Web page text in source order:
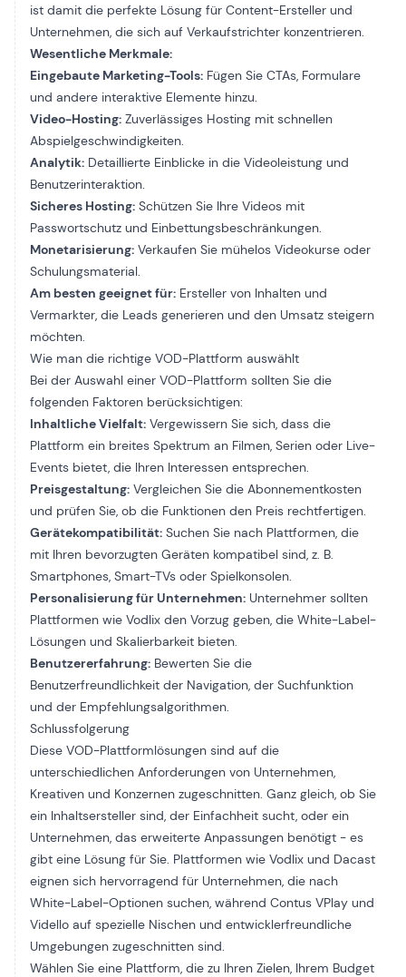
ist damit die perfekte Lösung für Content-Ersteller und
Unternehmen, die sich auf Verkaufstrichter konzentrieren.
Wesentliche Merkmale:
Eingebaute Marketing-Tools: Fügen Sie CTAs, Formulare
und andere interaktive Elemente hinzu.
Video-Hosting: Zuverlässiges Hosting mit schnellen
Abspielgeschwindigkeiten.
Analytik: Detaillierte Einblicke in die Videoleistung und
Benutzerinteraktion.
Sicheres Hosting: Schützen Sie Ihre Videos mit
Passwortschutz und Einbettungsbeschränkungen.
Monetarisierung: Verkaufen Sie mühelos Videokurse oder
Schulungsmaterial.
Am besten geeignet für: Ersteller von Inhalten und
Vermarkter, die Leads generieren und den Umsatz steigern
möchten.
Wie man die richtige VOD-Plattform auswählt
Bei der Auswahl einer VOD-Plattform sollten Sie die
folgenden Faktoren berücksichtigen:
Inhaltliche Vielfalt: Vergewissern Sie sich, dass die
Plattform ein breites Spektrum an Filmen, Serien oder Live-
Events bietet, die Ihren Interessen entsprechen.
Preisgestaltung: Vergleichen Sie die Abonnementkosten
und prüfen Sie, ob die Funktionen den Preis rechtfertigen.
Gerätekompatibilität: Suchen Sie nach Plattformen, die
mit Ihren bevorzugten Geräten kompatibel sind, z. B.
Smartphones, Smart-TVs oder Spielkonsolen.
Personalisierung für Unternehmen: Unternehmer sollten
Plattformen wie Vodlix den Vorzug geben, die White-Label-
Lösungen und Skalierbarkeit bieten.
Benutzererfahrung: Bewerten Sie die
Benutzerfreundlichkeit der Navigation, der Suchfunktion
und der Empfehlungsalgorithmen.
Schlussfolgerung
Diese VOD-Plattformlösungen sind auf die
unterschiedlichen Anforderungen von Unternehmen,
Kreativen und Konzernen zugeschnitten. Ganz gleich, ob Sie
ein Inhaltsersteller sind, der Einfachheit sucht, oder ein
Unternehmen, das erweiterte Anpassungen benötigt - es
gibt eine Lösung für Sie. Plattformen wie Vodlix und Dacast
eignen sich hervorragend für Unternehmen, die nach
White-Label-Optionen suchen, während Contus VPlay und
Vidello auf spezielle Nischen und entwicklerfreundliche
Umgebungen zugeschnitten sind.
Wählen Sie eine Plattform, die zu Ihren Zielen, Ihrem Budget